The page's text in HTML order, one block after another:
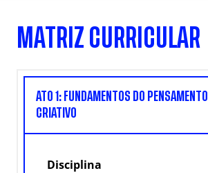
MATRIZ CURRICULAR
ATO 1: FUNDAMENTOS DO PENSAMENTO
CRIATIVO
Disciplina